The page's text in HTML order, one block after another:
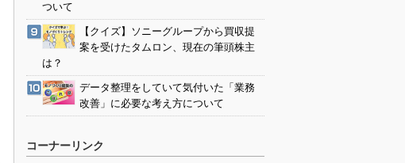
ついて
【クイズ】ソニーグループから買収提
案を受けたタムロン、現在の筆頭株主
は？
データ整理をしていて気付いた「業務
改善」に必要な考え方について
コーナーリンク